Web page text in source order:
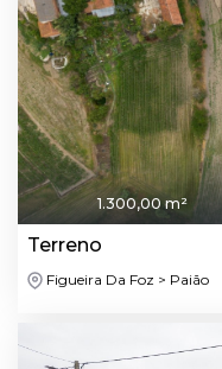
1.300,00 m²
Terreno
Figueira Da Foz > Paião